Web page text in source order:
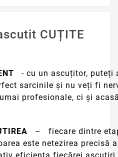
CUȚITE
- cu un ascuțitor,
sarcinile și nu veți fi
profesionale, ci și
–
fiecare dintre
este netezirea precisă
eficiența fiecărei ascuțiri.